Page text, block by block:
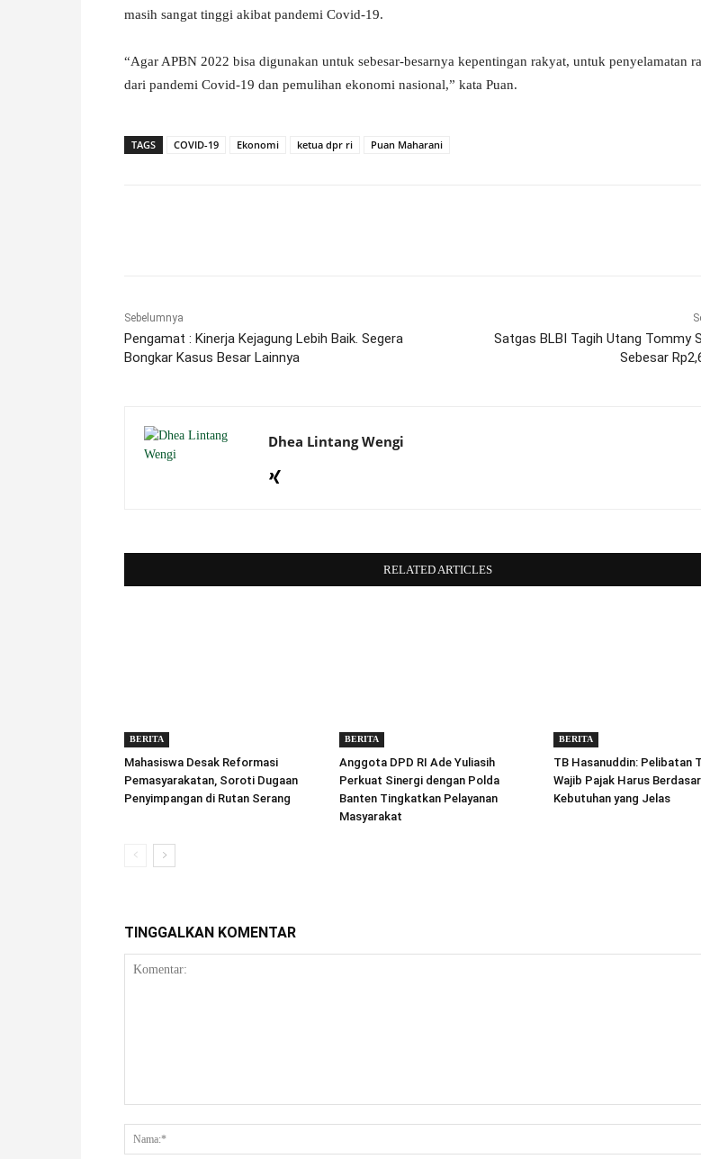
masih sangat tinggi akibat pandemi Covid-19.
“Agar APBN 2022 bisa digunakan untuk sebesar-besarnya kepentingan rakyat, untuk penyelamatan
dari pandemi Covid-19 dan pemulihan ekonomi nasional,” kata Puan.
TAGS COVID-19 Ekonomi ketua dpr ri Puan Maharani
Sebelumnya
Pengamat : Kinerja Kejagung Lebih Baik. Segera
Bongkar Kasus Besar Lainnya
Satgas BLBI Tagih Utang Tommy
Sebesar
Dhea Lintang Wengi
RELATED ARTICLES
BERITA
Mahasiswa Desak Reformasi
Pemasyarakatan, Soroti Dugaan
Penyimpangan di Rutan Serang
BERITA
Anggota DPD RI Ade Yuliasih
Perkuat Sinergi dengan Polda
Banten Tingkatkan Pelayanan
Masyarakat
BERITA
TB Hasanuddin: Pelibatan
Wajib Pajak Harus
Kebutuhan yang Jelas
TINGGALKAN KOMENTAR